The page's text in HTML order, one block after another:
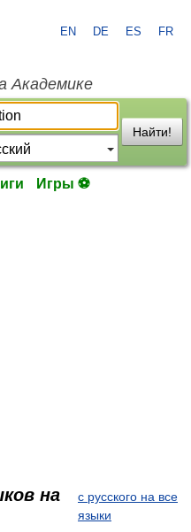
EN DE ES FR
Академике
Найти!
Игры ⚽
на
с русского на все
языки